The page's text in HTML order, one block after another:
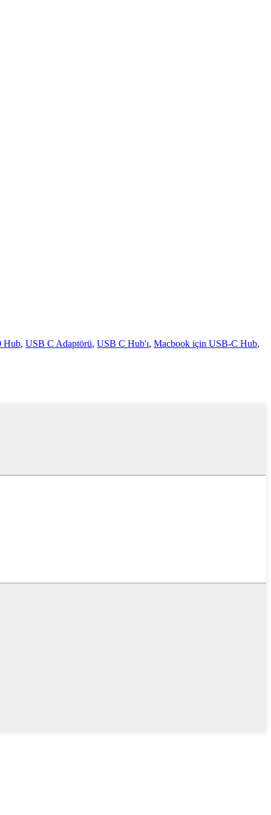
Hub, USB C Adaptörü, USB C Hub'ı, Macbook için USB-C Hub,